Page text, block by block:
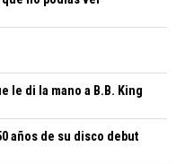
le di la mano a B.B. King
años de su disco debut